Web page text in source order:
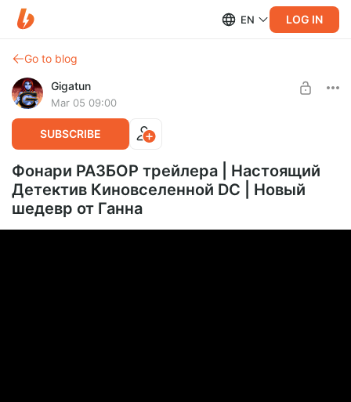
EN LOG IN
Go to blog
Gigatun
Mar 05 09:00
SUBSCRIBE
Фонари РАЗБОР трейлера | Настоящий
Детектив Киновселенной DC | Новый
шедевр от Ганна